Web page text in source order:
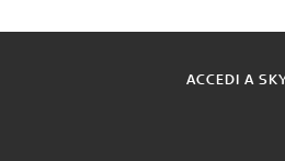
ACCEDI A